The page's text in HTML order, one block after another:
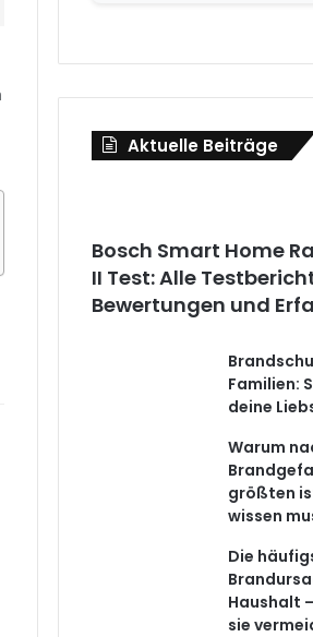
Aktuelle Beiträge
Bosch Smart Home
II Test: Alle
Bewertungen und
Familien:
deine
Warum
größten
wissen
Die
Haushalt
sie